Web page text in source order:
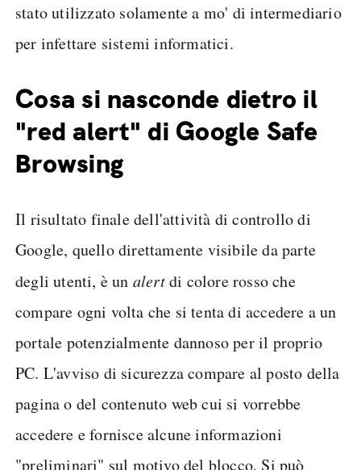
stato utilizzato solamente a mo' di intermediario
per infettare sistemi informatici.
Cosa si nasconde dietro il
"red alert" di Google Safe
Browsing
Il risultato finale dell'attività di controllo di
Google, quello direttamente visibile da parte
degli utenti, è un alertdi colore rosso che
compare ogni volta che si tenta di accedere a un
portale potenzialmente dannoso per il proprio
PC. L'avviso di sicurezza compare al posto della
pagina o del contenuto web cui si vorrebbe
accedere e fornisce alcune informazioni
"preliminari" sul motivo del blocco. Si può